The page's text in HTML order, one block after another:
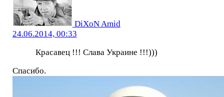
DiXoN Amid
24.06.2014, 00:33
Красавец !!! Слава Украине !!!)))
Спасибо.